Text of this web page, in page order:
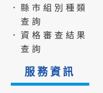
．縣市組別種類
查詢
．資格審查結果
查詢
服務資訊